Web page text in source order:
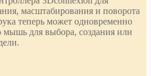
масштабирования и поворота
теперь может одновременно
мышь для выбора, создания или